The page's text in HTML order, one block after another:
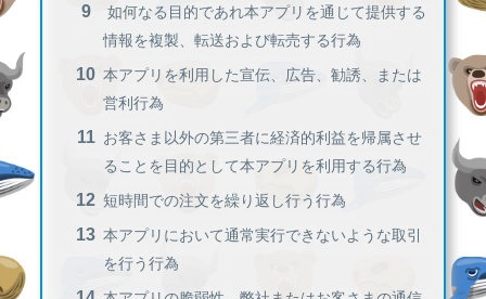
如何なる目的であれ本アプリを通じて提供する
情報を複製、転送および転売する行為
本アプリを利用した宣伝、広告、勧誘、または
営利行為
お客さま以外の第三者に経済的利益を帰属させ
ることを目的として本アプリを利用する行為
短時間での注文を繰り返し行う行為
本アプリにおいて通常実行できないような取引
を行う行為